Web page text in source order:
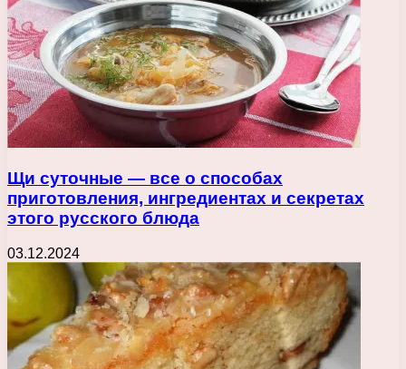
Щи суточные — все о способах
приготовления, ингредиентах и секретах
этого русского блюда
03.12.2024